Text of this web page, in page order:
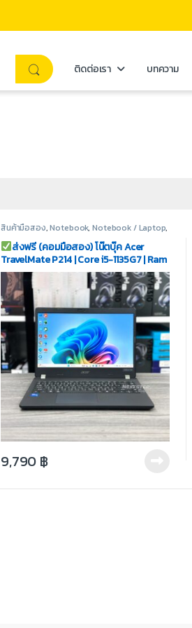
ติดต่อเรา บทความ
สินค้ามือสอง,Notebook,Notebook / Laptop,
ส่งฟรี (คอมมือสอง) โน๊ตบุ๊ค Acer
TravelMate P214 | Core i5-1135G7 | Ram
8GB | SSD M.2 512GB | Display 14″ | Wi-Fi
6 | License Win10 OEM
9,790 ฿